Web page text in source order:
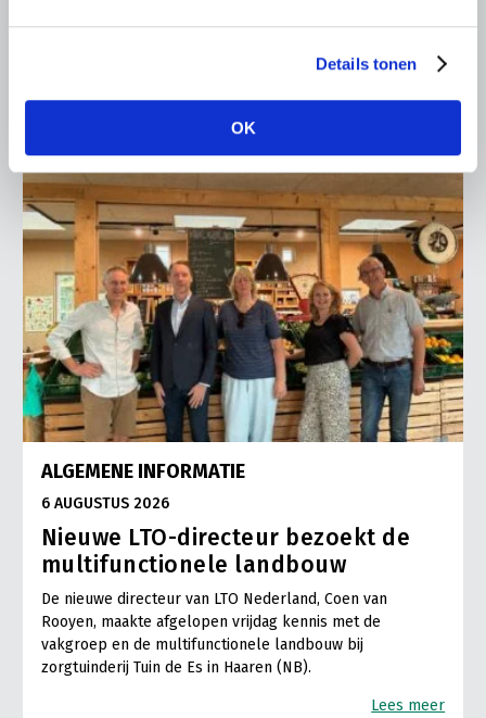
Details tonen
OK
Vries in It Heidenskip.
Lees meer
ALGEMENE INFORMATIE
6 AUGUSTUS 2026
Nieuwe LTO-directeur bezoekt de
multifunctionele landbouw
De nieuwe directeur van LTO Nederland, Coen van
Rooyen, maakte afgelopen vrijdag kennis met de
vakgroep en de multifunctionele landbouw bij
zorgtuinderij Tuin de Es in Haaren (NB).
Lees meer